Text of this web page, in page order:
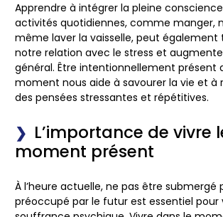
Apprendre à intégrer la pleine
activités quotidiennes, comme manger,
même laver la vaisselle, peut
notre relation avec le stress et
général. Être intentionnellement présent
moment nous aide à savourer la vie et à
des pensées stressantes et répétitives.
L’importance de vivre
moment présent
À l’heure actuelle, ne pas être submergé
préoccupé par le futur est essentiel pour